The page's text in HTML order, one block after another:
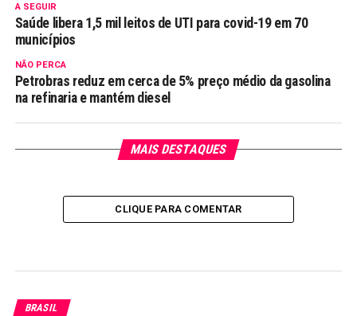
A SEGUIR
Saúde libera 1,5 mil leitos de UTI para covid-19 em 70
municípios
NÃO PERCA
Petrobras reduz em cerca de 5% preço médio da gasolina
na refinaria e mantém diesel
MAIS DESTAQUES
CLIQUE PARA COMENTAR
BRASIL